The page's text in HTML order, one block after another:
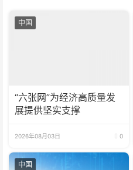
中国
“六张网”为经济高质量发
展提供坚实支撑
2026年08月03日 0
中国